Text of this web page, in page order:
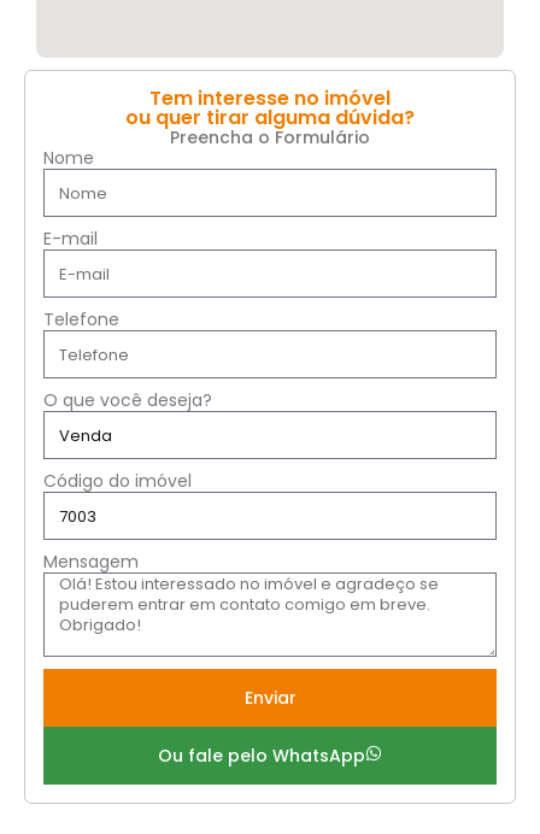
Tem interesse no imóvel
ou quer tirar alguma dúvida?
Preencha o Formulário
Nome
E-mail
Telefone
O que você deseja?
Código do imóvel
Mensagem
Enviar
Ou fale pelo WhatsApp